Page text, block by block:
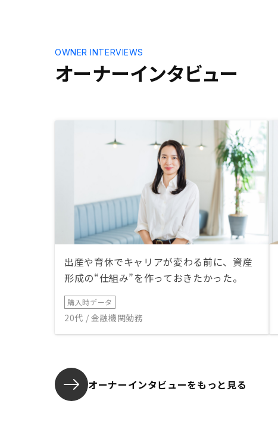
オーナーインタビュー
OWNER INTERVIEWS
出産や育休でキャリアが変わる前に、資産
形成の“仕組み”を作っておきたかった。
購入時データ
20代 / 金融機関勤務
オーナーインタビューをもっと見る